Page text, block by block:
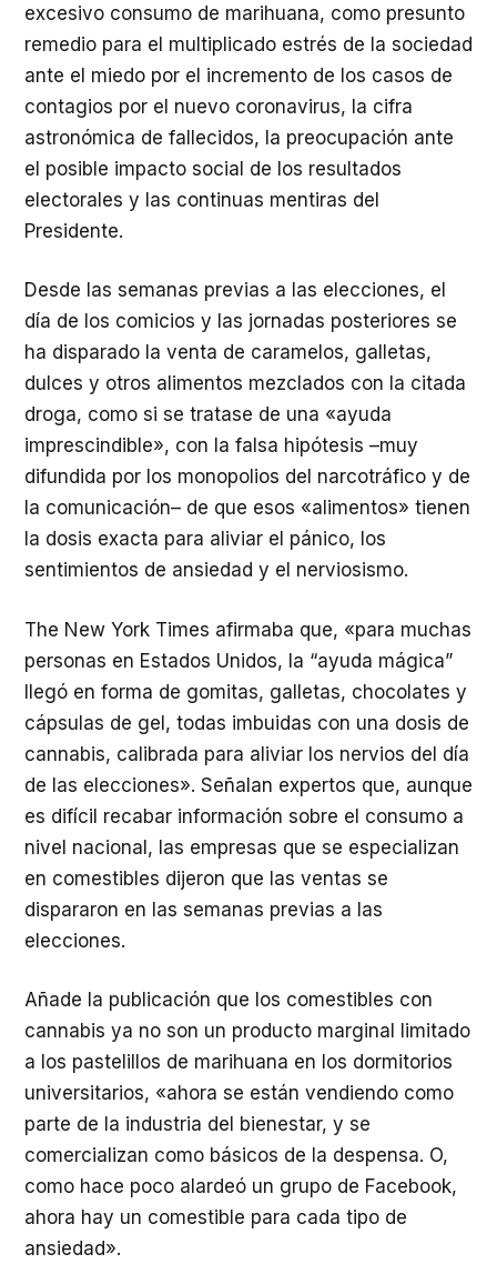
excesivo consumo de marihuana, como presunto
remedio para el multiplicado estrés de la sociedad
ante el miedo por el incremento de los casos de
contagios por el nuevo coronavirus, la cifra
astronómica de fallecidos, la preocupación ante
el posible impacto social de los resultados
electorales y las continuas mentiras del
Presidente.
Desde las semanas previas a las elecciones, el
día de los comicios y las jornadas posteriores se
ha disparado la venta de caramelos, galletas,
dulces y otros alimentos mezclados con la citada
droga, como si se tratase de una «ayuda
imprescindible», con la falsa hipótesis –muy
difundida por los monopolios del narcotráfico y de
la comunicación– de que esos «alimentos» tienen
la dosis exacta para aliviar el pánico, los
sentimientos de ansiedad y el nerviosismo.
The New York Times afirmaba que, «para muchas
personas en Estados Unidos, la “ayuda mágica”
llegó en forma de gomitas, galletas, chocolates y
cápsulas de gel, todas imbuidas con una dosis de
cannabis, calibrada para aliviar los nervios del día
de las elecciones». Señalan expertos que, aunque
es difícil recabar información sobre el consumo a
nivel nacional, las empresas que se especializan
en comestibles dijeron que las ventas se
dispararon en las semanas previas a las
elecciones.
Añade la publicación que los comestibles con
cannabis ya no son un producto marginal limitado
a los pastelillos de marihuana en los dormitorios
universitarios, «ahora se están vendiendo como
parte de la industria del bienestar, y se
comercializan como básicos de la despensa. O,
como hace poco alardeó un grupo de Facebook,
ahora hay un comestible para cada tipo de
ansiedad».